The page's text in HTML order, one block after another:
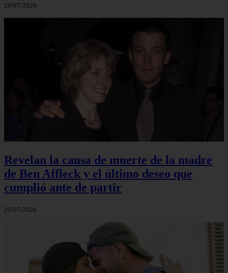
29/07/2026
Revelan la causa de muerte de la madre
de Ben Affleck y el último deseo que
cumplió ante de partir
29/07/2026